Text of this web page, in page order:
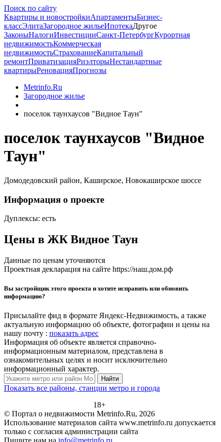
Поиск по сайту
Квартиры и новостройкиАпартаментыБизнес-
классЭлитаЗагородное жильеИпотекаДругое
ЗаконыНалогиИнвестицииСанкт-ПетербургКурортная
недвижимостьКоммерческая
недвижимостьСтрахованиеКапитальный
ремонтПриватизацияРиэлторыНестандартные
квартирыРеновацияПрогнозы
Metrinfo.Ru
Загородное жилье
поселок таунхаусов "Видное Таун"
поселок таунхаусов "Видное
Таун"
Домодедовский район, Каширское, Новокаширское шоссе
Информация о проекте
Дуплексы: есть
Цены в ЖК Видное Таун
Данные по ценам уточняются
Проектная декларация на сайте https://наш.дом.рф
Вы застройщик этого проекта и хотите исправить или обновить
информацию?
Присылайте фид в формате Яндекс-Недвижимость, а также
актуальную информацию об объекте, фотографии и цены на
нашу почту : показать адрес
Информация об объекте является справочно-
информационным материалом, представлена в
ознакомительных целях и носит исключительно
информационный характер.
Найти
Показать все районы, станции метро и города
18+
© Портал о недвижимости Metrinfo.Ru, 2026
Использование материалов сайта www.metrinfo.ru допускается
только с согласия администрации сайта